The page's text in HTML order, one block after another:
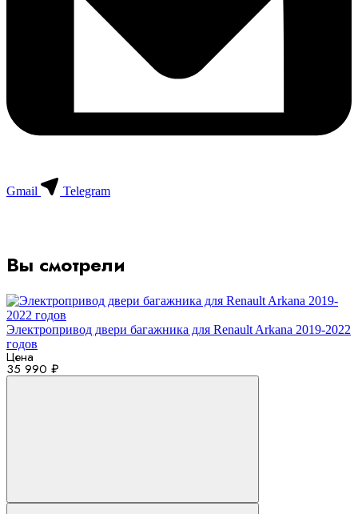
Gmail Telegram
Вы смотрели
Электропривод двери багажника для Renault Arkana 2019-2022
годов
Цена
35 990 ₽